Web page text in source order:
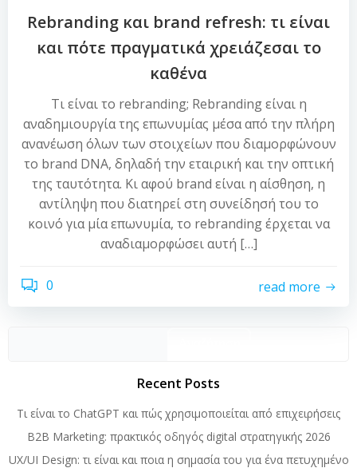
Rebranding και brand refresh: τι είναι
και πότε πραγματικά χρειάζεσαι το
καθένα
Τι είναι το rebranding; Rebranding είναι η
αναδημιουργία της επωνυμίας μέσα από την πλήρη
ανανέωση όλων των στοιχείων που διαμορφώνουν
το brand DNA, δηλαδή την εταιρική και την οπτική
της ταυτότητα. Κι αφού brand είναι η αίσθηση, η
αντίληψη που διατηρεί στη συνείδησή του το
κοινό για μία επωνυμία, το rebranding έρχεται να
αναδιαμορφώσει αυτή […]
0 read more
Recent Posts
Τι είναι το ChatGPT και πώς χρησιμοποιείται από επιχειρήσεις
B2B Marketing: πρακτικός οδηγός digital στρατηγικής 2026
UX/UI Design: τι είναι και ποια η σημασία του για ένα πετυχημένο